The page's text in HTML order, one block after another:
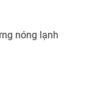
nóng lạnh